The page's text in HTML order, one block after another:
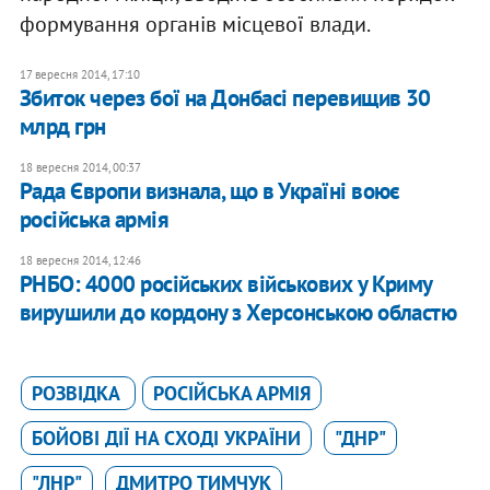
формування органів місцевої влади.
17 вересня 2014, 17:10
Збиток через бої на Донбасі перевищив 30
млрд грн
18 вересня 2014, 00:37
Рада Європи визнала, що в Україні воює
російська армія
18 вересня 2014, 12:46
РНБО: 4000 російських військових у Криму
вирушили до кордону з Херсонською областю
РОЗВІДКА
РОСІЙСЬКА АРМІЯ
БОЙОВІ ДІЇ НА СХОДІ УКРАЇНИ
"ДНР"
"ЛНР"
ДМИТРО ТИМЧУК